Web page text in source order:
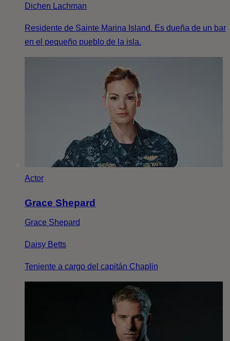
Dichen Lachman
Residente de Sainte Marina Island. Es dueña de un bar
en el pequeño pueblo de la isla.
Actor
Grace Shepard
Grace Shepard
Daisy Betts
Teniente a cargo del capitán Chaplin